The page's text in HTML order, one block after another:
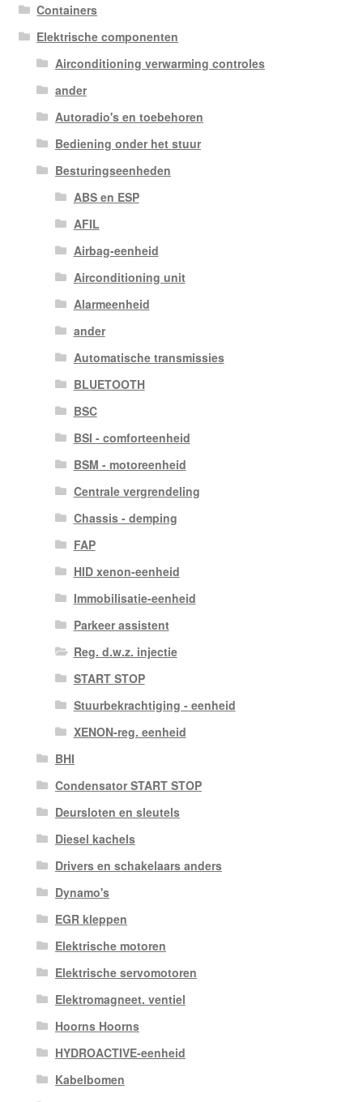
Containers
Elektrische componenten
Airconditioning verwarming controles
ander
Autoradio's en toebehoren
Bediening onder het stuur
Besturingseenheden
ABS en ESP
AFIL
Airbag-eenheid
Airconditioning unit
Alarmeenheid
ander
Automatische transmissies
BLUETOOTH
BSC
BSI - comforteenheid
BSM - motoreenheid
Centrale vergrendeling
Chassis - demping
FAP
HID xenon-eenheid
Immobilisatie-eenheid
Parkeer assistent
Reg. d.w.z. injectie
START STOP
Stuurbekrachtiging - eenheid
XENON-reg. eenheid
BHI
Condensator START STOP
Deursloten en sleutels
Diesel kachels
Drivers en schakelaars anders
Dynamo's
EGR kleppen
Elektrische motoren
Elektrische servomotoren
Elektromagneet. ventiel
Hoorns Hoorns
HYDROACTIVE-eenheid
Kabelbomen